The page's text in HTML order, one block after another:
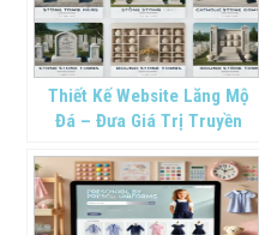
Thiết Kế Website Lăng Mộ
Đá – Đưa Giá Trị Truyền